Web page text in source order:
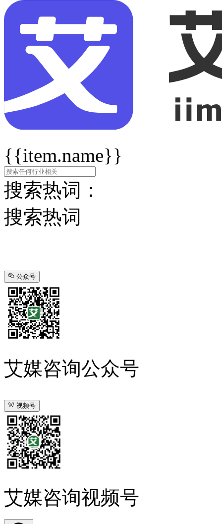
{{item.name}}
搜索热词：
搜索热词
公众号
艾媒咨询公众号
视频号
艾媒咨询视频号